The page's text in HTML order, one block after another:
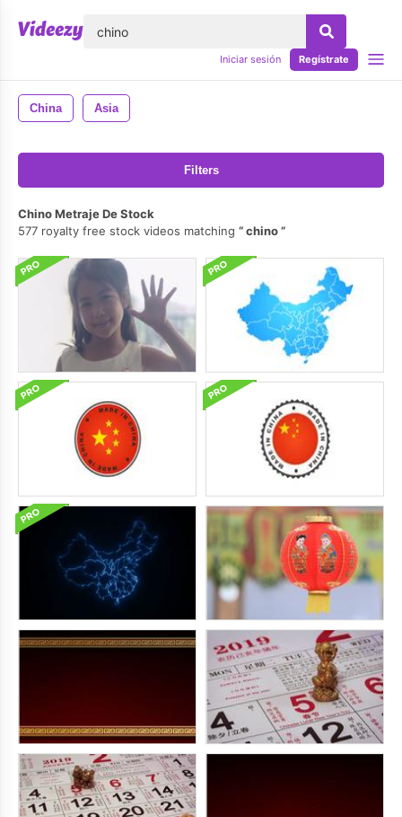
Iniciar sesión Regístrate
China Asia
Filters
Chino Metraje De Stock
577 royalty free stock videos matching
chino